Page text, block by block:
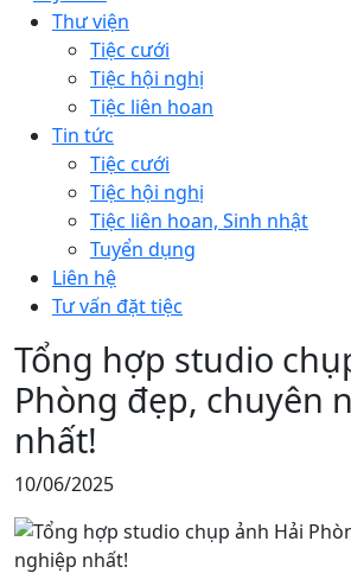
Thư viện
Tiệc cưới
Tiệc hội nghị
Tiệc liên hoan
Tin tức
Tiệc cưới
Tiệc hội nghị
Tiệc liên hoan, Sinh nhật
Tuyển dụng
Liên hệ
Tư vấn đặt tiệc
Tổng hợp studio
Phòng đẹp, chuyên
nhất!
10/06/2025